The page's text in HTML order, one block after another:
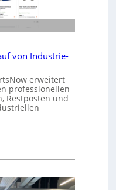
von Industrie-
erweitert
professionellen
Restposten und